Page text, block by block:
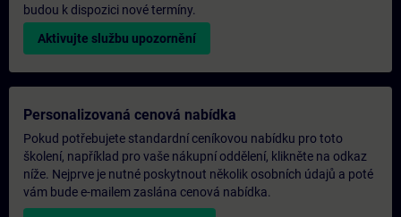
budou k dispozici nové termíny.
Aktivujte službu upozornění
Personalizovaná cenová nabídka
Pokud potřebujete standardní ceníkovou nabídku pro toto
školení, například pro vaše nákupní oddělení, klikněte na odkaz
níže. Nejprve je nutné poskytnout několik osobních údajů a poté
vám bude e-mailem zaslána cenová nabídka.